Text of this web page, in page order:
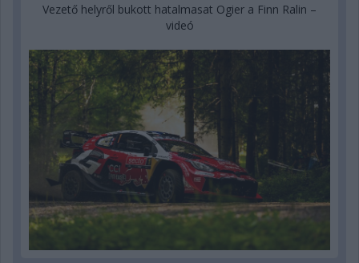
Vezető helyről bukott hatalmasat Ogier a Finn Ralin –
videó